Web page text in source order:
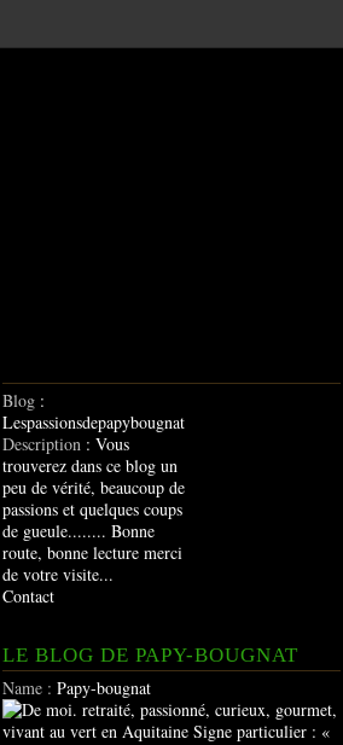
Blog :
Lespassionsdepapybougnat
Description : Vous
trouverez dans ce blog un
peu de vérité, beaucoup de
passions et quelques coups
de gueule........ Bonne
route, bonne lecture merci
de votre visite...
Contact
LE BLOG DE PAPY-BOUGNAT
Name : Papy-bougnat